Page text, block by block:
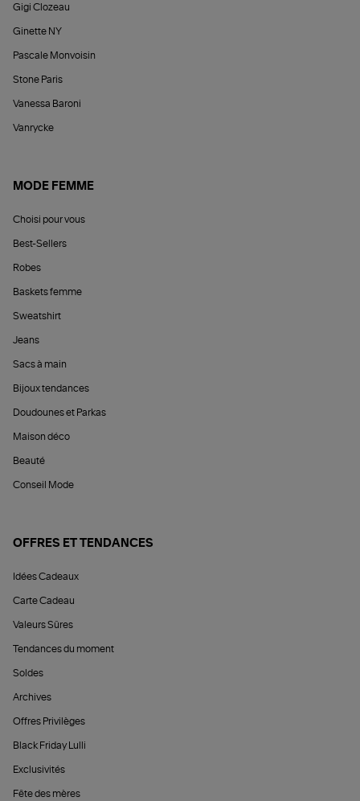
Gigi Clozeau
Ginette NY
Pascale Monvoisin
Stone Paris
Vanessa Baroni
Vanrycke
MODE FEMME
Choisi pour vous
Best-Sellers
Robes
Baskets femme
Sweatshirt
Jeans
Sacs à main
Bijoux tendances
Doudounes et Parkas
Maison déco
Beauté
Conseil Mode
OFFRES ET TENDANCES
Idées Cadeaux
Carte Cadeau
Valeurs Sûres
Tendances du moment
Soldes
Archives
Offres Privilèges
Black Friday Lulli
Exclusivités
Fête des mères